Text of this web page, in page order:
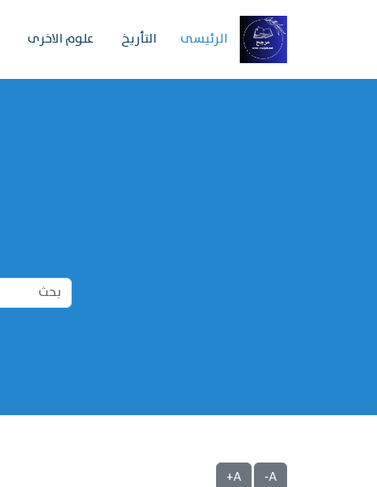
الرئیسی التأريخ علوم الاخرى
A-
A+